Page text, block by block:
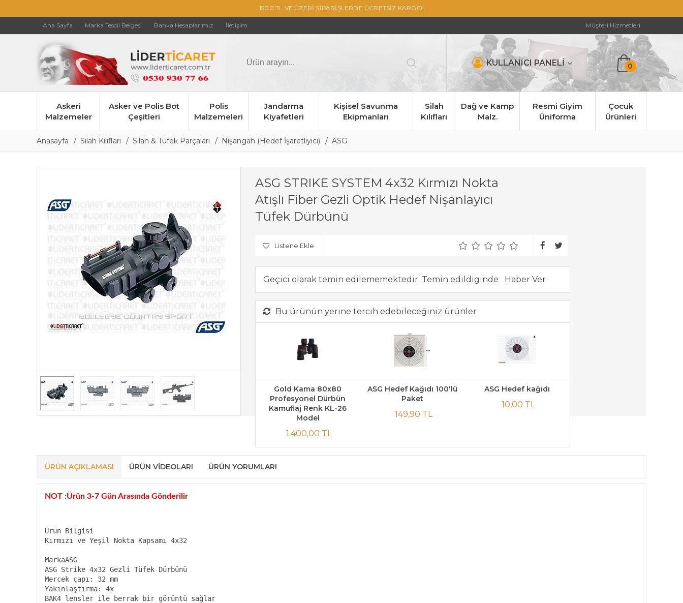
1500 TL VE ÜZERİ SİPARİŞLERDE ÜCRETSİZ KARGO!
Ana Sayfa Marka Tescil Belgesi Banka Hesaplarımız İletişim Müşteri Hizmetleri
KULLANICI PANELİ 0
Askeri
Malzemeler
Asker ve Polis Bot
Çeşitleri
Polis
Malzemeleri
Jandarma
Kiyafetleri
Kişisel Savunma
Ekipmanları
Silah
Kılıfları
Dağ ve Kamp
Malz.
Resmi Giyim
Üniforma
Çocuk
Ürünleri
Anasayfa Silah Kılıfları Silah & Tüfek Parçaları Nişangah (Hedef İşaretliyici) ASG
ASG STRIKE SYSTEM 4x32 Kırmızı Nokta
Atışlı Fiber Gezli Optik Hedef Nişanlayıcı
Tüfek Dürbünü
Listene Ekle
Geçici olarak temin edilememektedir. Temin edildiginde
Bu ürünün yerine tercih edebileceğiniz ürünler
Gold Kama 80x80
Profesyonel Dürbün
Kamuflaj Renk KL-26
Model
1.400,00 TL
ASG Hedef Kağıdı 100'lü
Paket
149,90 TL
ASG Hedef kağıdı
10,00 TL
ÜRÜN AÇIKLAMASI ÜRÜN VIDEOLARI ÜRÜN YORUMLARI
NOT :Ürün 3-7 Gün Arasında Gönderilir
Ürün Bilgisi
Kırmızı ve Yeşil Nokta Kapsamı 4x32
MarkaASG
ASG Strike 4x32 Gezli Tüfek Dürbünü
Mercek çapı: 32 mm
Yakınlaştırma: 4x
BAK4 lensler ile berrak bir görüntü sağlar